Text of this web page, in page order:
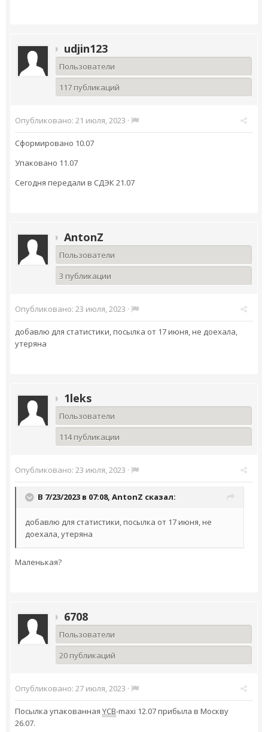
udjin123
Пользователи
117 публикаций
Опубликовано: 21 июля, 2023 ·
Сформировано 10.07
Упаковано 11.07
Сегодня передали в СДЭК 21.07
AntonZ
Пользователи
3 публикации
Опубликовано: 23 июля, 2023 ·
добавлю для статистики, посылка от 17 июня, не доехала,
утеряна
1leks
Пользователи
114 публикации
Опубликовано: 23 июля, 2023 ·
В 7/23/2023 в 07:08, AntonZ сказал:
добавлю для статистики, посылка от 17 июня, не
доехала, утеряна
Маленькая?
6708
Пользователи
20 публикаций
Опубликовано: 27 июля, 2023 ·
Посылка упакованная YCB-maxi 12.07 прибыла в Москву
26.07.